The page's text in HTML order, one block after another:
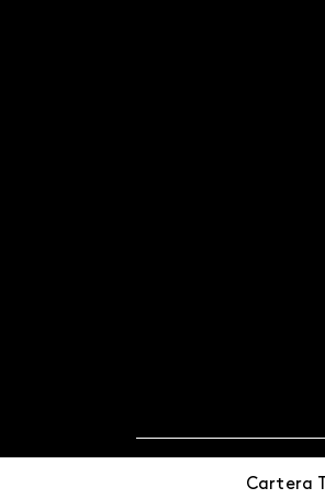
Cartera
Enviar
Pagos 100%